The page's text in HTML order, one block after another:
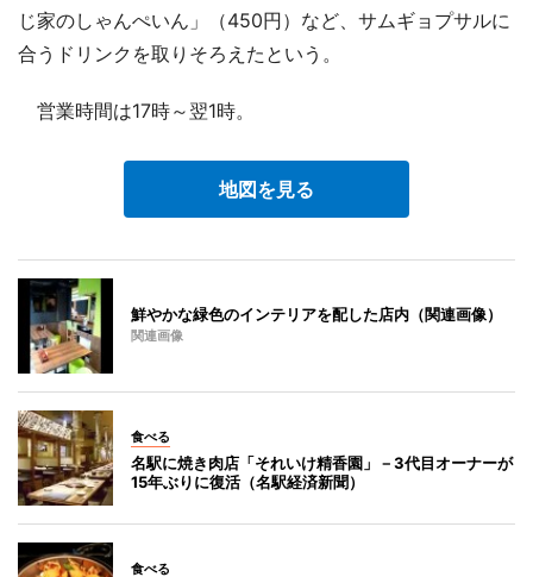
じ家のしゃんぺいん」（450円）など、サムギョプサルに
合うドリンクを取りそろえたという。
営業時間は17時～翌1時。
地図を見る
鮮やかな緑色のインテリアを配した店内（関連画像）
関連画像
食べる
名駅に焼き肉店「それいけ精香園」－3代目オーナーが
15年ぶりに復活（名駅経済新聞）
食べる